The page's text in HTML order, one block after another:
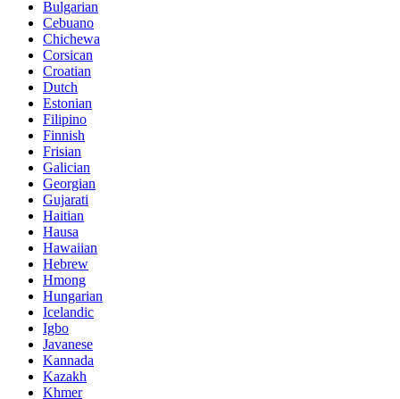
Bulgarian
Cebuano
Chichewa
Corsican
Croatian
Dutch
Estonian
Filipino
Finnish
Frisian
Galician
Georgian
Gujarati
Haitian
Hausa
Hawaiian
Hebrew
Hmong
Hungarian
Icelandic
Igbo
Javanese
Kannada
Kazakh
Khmer